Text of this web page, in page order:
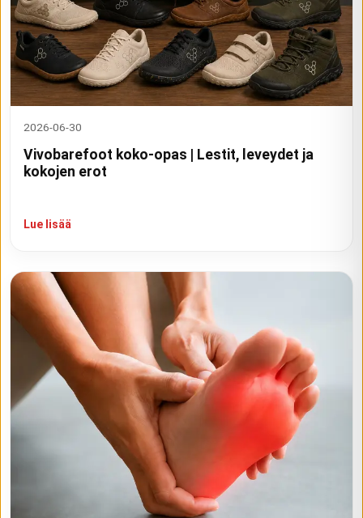
2026-06-30
Vivobarefoot koko-opas | Lestit, leveydet ja
kokojen erot
Lue lisää